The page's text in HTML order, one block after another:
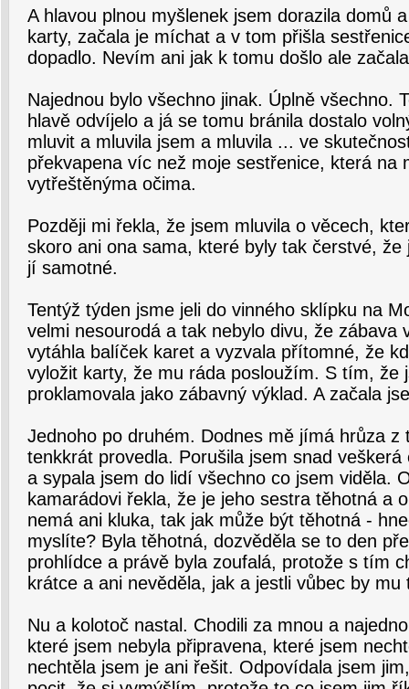
A hlavou plnou myšlenek jsem dorazila domů
karty, začala je míchat a v tom přišla
dopadlo. Nevím ani jak k tomu došlo ale
Najednou bylo všechno jinak. Úplně všechno.
hlavě odvíjelo a já se tomu bránila dostalo
mluvit a mluvila jsem a mluvila ... ve
překvapena víc než moje sestřenice, která na
vytřeštěnýma očima.
Později mi řekla, že jsem mluvila o věcech,
skoro ani ona sama, které byly tak čerstvé, že
jí samotné.
Tentýž týden jsme jeli do vinného sklípku na
velmi nesourodá a tak nebylo divu, že zábava
vytáhla balíček karet a vyzvala přítomné, že
vyložit karty, že mu ráda posloužím. S tím, že
proklamovala jako zábavný výklad. A začala
Jednoho po druhém. Dodnes mě jímá hrůza z
tenkkrát provedla. Porušila jsem snad
a sypala jsem do lidí všechno co jsem viděla.
kamarádovi řekla, že je jeho sestra těhotná a
nemá ani kluka, tak jak může být těhotná -
myslíte? Byla těhotná, dozvěděla se to den
prohlídce a právě byla zoufalá, protože s tím
krátce a ani nevěděla, jak a jestli vůbec by
Nu a kolotoč nastal. Chodili za mnou a
které jsem nebyla připravena, které jsem
nechtěla jsem je ani řešit. Odpovídala jsem